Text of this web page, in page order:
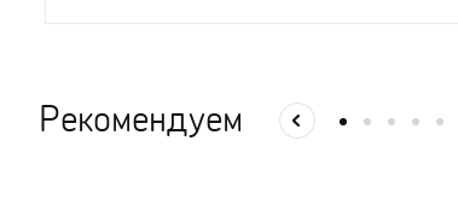
Рекомендуем